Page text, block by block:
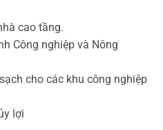
cao tầng.
Công nghiệp và Nông
cho các khu công nghiệp
lợi